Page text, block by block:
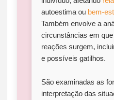
autoestima ou bem-
Também envolve a
circunstâncias em
reações surgem,
e possíveis gatilhos.
São examinadas as
interpretação das